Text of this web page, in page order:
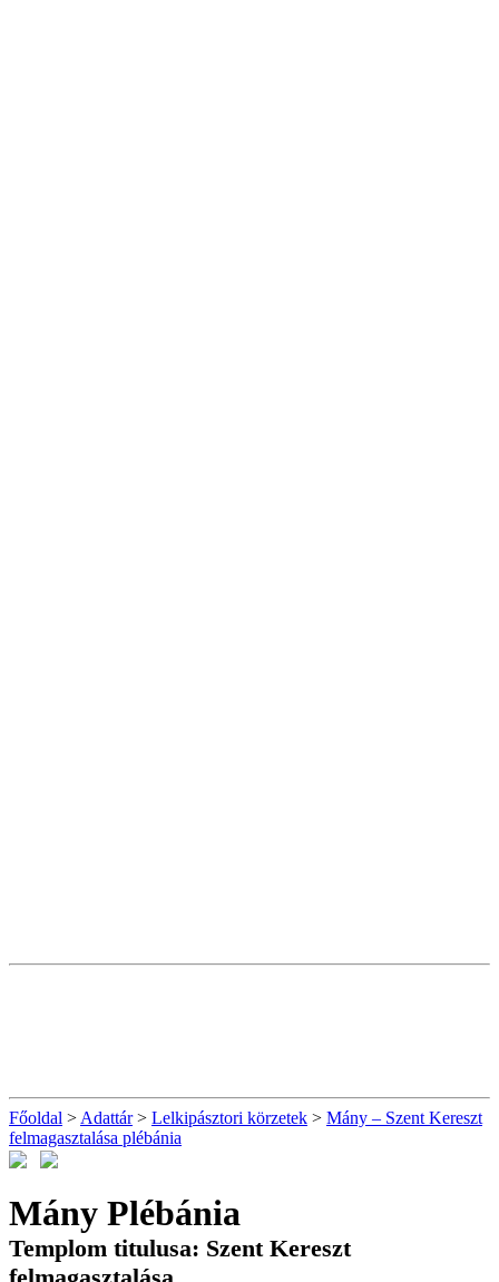
Főoldal > Adattár> Lelkipásztori körzetek > Mány – Szent Kereszt
felmagasztalása plébánia
Mány Plébánia
Templom titulusa: Szent Kereszt